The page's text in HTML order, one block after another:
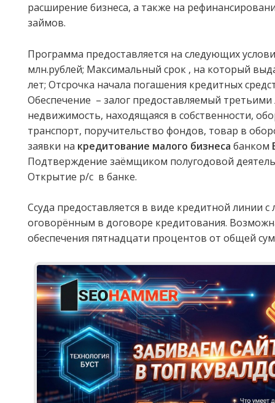
расширение бизнеса, а также на
займов.
Программа предоставляется на следующих
млн.рублей; Максимальный срок , на который
лет; Отсрочка начала погашения кредитных
Обеспечение – залог предоставляемый
недвижимость, находящаяся в собственности,
транспорт, поручительство фондов, товар в
заявки на кредитование малого бизнеса банком
Подтверждение заёмщиком полугодовой
Открытие р/с в банке.
Ссуда предоставляется в виде кредитной линии
оговорённым в договоре кредитования.
обеспечения пятнадцати процентов от общей